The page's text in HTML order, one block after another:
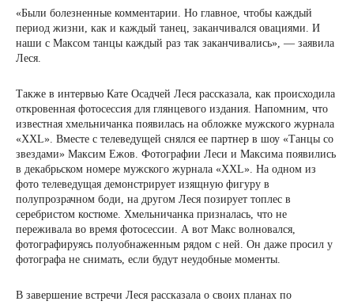
«Были болезненные комментарии. Но главное, чтобы каждый
период жизни, как и каждый танец, заканчивался овациями. И
наши с Максом танцы каждый раз так заканчивались», — заявила
Леся.
Также в интервью Кате Осадчей Леся рассказала, как происходила
откровенная фотосессия для глянцевого издания. Напомним, что
известная хмельничанка появилась на обложке мужского журнала
«XXL». Вместе с телеведущей снялся ее партнер в шоу «Танцы со
звездами» Максим Ежов. Фотографии Леси и Максима появились
в декабрьском номере мужского журнала «XXL». На одном из
фото телеведущая демонстрирует изящную фигуру в
полупрозрачном боди, на другом Леся позирует топлес в
серебристом костюме. Хмельничанка призналась, что не
переживала во время фотосессии. А вот Макс волновался,
фотографируясь полуобнаженным рядом с ней. Он даже просил у
фотографа не снимать, если будут неудобные моменты.
В завершение встречи Леся рассказала о своих планах по